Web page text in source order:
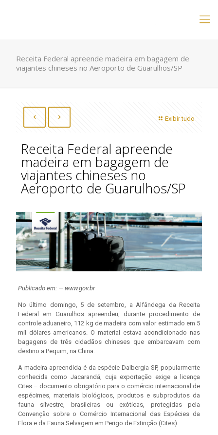
Receita Federal apreende madeira em bagagem de
viajantes chineses no Aeroporto de Guarulhos/SP
Exibir tudo
Receita Federal apreende
madeira em bagagem de
viajantes chineses no
Aeroporto de Guarulhos/SP
Publicado em: — www.gov.br
No último domingo, 5 de setembro, a Alfândega da Receita
Federal em Guarulhos apreendeu, durante procedimento de
controle aduaneiro, 112 kg de madeira com valor estimado em 5
mil dólares americanos. O material estava acondicionado nas
bagagens de três cidadãos chineses que embarcavam com
destino a Pequim, na China.
A madeira apreendida é da espécie Dalbergia SP, popularmente
conhecida como Jacarandá, cuja exportação exige a licença
Cites – documento obrigatório para o comércio internacional de
espécimes, materiais biológicos, produtos e subprodutos da
fauna silvestre, brasileiras ou exóticas, protegidas pela
Convenção sobre o Comércio Internacional das Espécies da
Flora e da Fauna Selvagem em Perigo de Extinção (Cites).